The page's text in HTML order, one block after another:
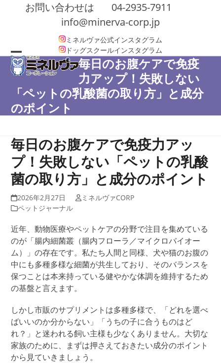
お問い合わせは
04-2935-7911
info@minerva-corp.jp
ミネルヴァ公式インスタグラム
ドッグスクールインスタグラム
Open
mobile
menu
Close
mobile
menu
毎日のお腹ケアで免疫
力アップ！失敗しない
「ペットの乳酸菌の取り方」と成分
のポイント
毎日のお腹ケアで免疫力アッ
プ！失敗しない「ペットの乳酸
菌の取り方」と成分のポイント
2026年2月27日
ミネルヴァCORP
ペットジャーナル
近年、動物医療やペットケアの分野で注目を集めている
のが「腸内細菌叢（腸内フローラ／マイクロバイオー
ム）」の存在です。私たち人間と同様、犬や猫のお腹の
中にも多種多様な細菌が共生しており、そのバランスを
保つことは本来持っている健やかな体調を維持するため
の基盤と言えます。
しかし市販のサプリメントは多種多様で、「どれを選べ
ばいいのか分からない」「うちの子に合うものはど
れ？」と迷われる飼い主様も少なくありません。大切な
家族のために、まずは押さえておきたい成分のポイント
から見ていきましょう。